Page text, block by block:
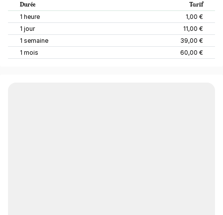
Durée Tarif
1 heure
1,00 €
1 jour
11,00 €
1 semaine
39,00 €
1 mois
60,00 €